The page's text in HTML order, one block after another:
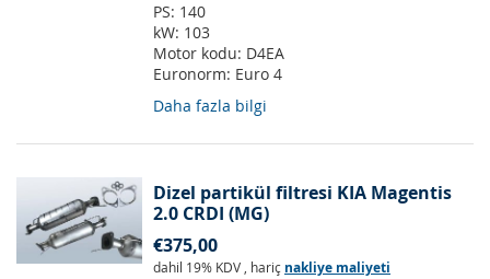
PS: 140
kW: 103
Motor kodu: D4EA
Euronorm: Euro 4
Daha fazla bilgi
Dizel partikül filtresi KIA Magentis
2.0 CRDI (MG)
€375,00
dahil 19% KDV , hariç nakliye maliyeti